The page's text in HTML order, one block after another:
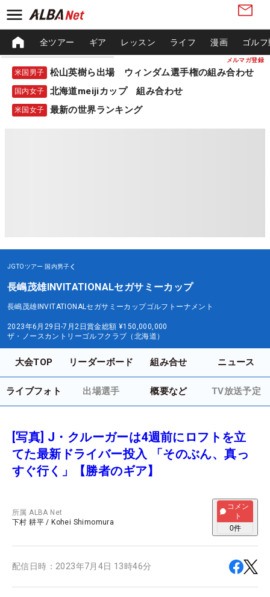
メルマガ登録
全ツアー ギア レッスン ライフ 漫画 ゴル
米国男子 松山英樹ら出場 ウィンダム選手権の組み合わせ
国内女子 北海道meijiカップ 組み合わせ
米国女子 最新の世界ランキング
JGTOツアー 国内男子
長嶋茂雄INVITATIONALセガサミーカップ
長嶋茂雄INVITATIONALセガサミーカップゴルフトーナメント
2023年6月29日-7月2日賞金総額 ¥150,000,000
ザ・ノースカントリーゴルフクラブ（北海道）
大会TOP リーダーボード 組み合せ ニュース
ライブフォト 出場選手 概要など TV放送予定
[写真] J・クルーガーは4週前にロフトを立
てた最新ドライバー投入 「そのぶん、真っ
すぐ行く」【勝者のギア】
所属ALBA Net
下村 耕平 / Kohei Shimomura
コメン
ト
0件
配信日時： 2023年7月4日 13時46分